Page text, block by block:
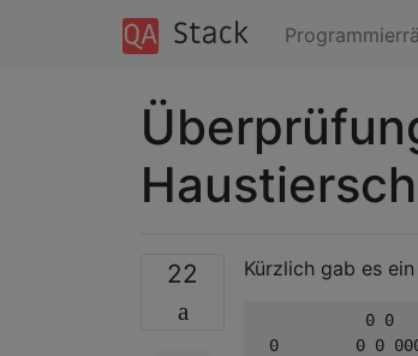
22 Kürzlich gab es
0